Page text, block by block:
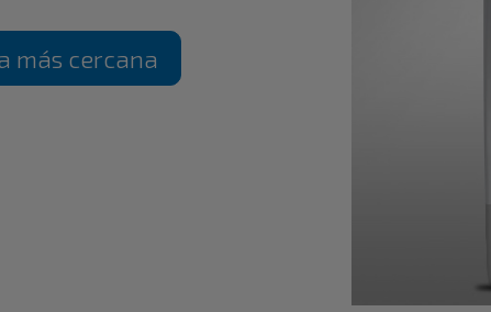
más cercana